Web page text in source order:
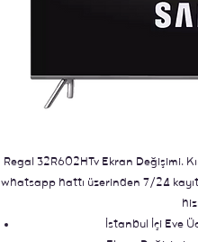
Regal 32R602HTv Ekran Değişimi.
whatsapp hattı üzerinden 7/24
İstanbul İçi Eve